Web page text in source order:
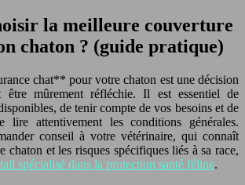
la meilleure couverture
chaton ? (guide pratique)
chat** pour votre chaton est une décision
être mûrement réfléchie. Il est essentiel de
de tenir compte de vos besoins et de
lire attentivement les conditions générales.
conseil à votre vétérinaire, qui connaît
chaton et les risques spécifiques liés à sa race,
spécialisé dans la protection santé féline.